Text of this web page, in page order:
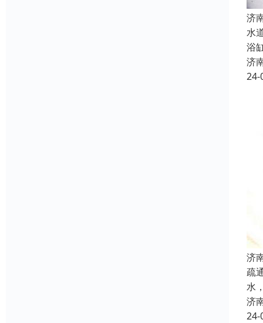
济
水
浴
济
24-
济
疏
水
济
24-